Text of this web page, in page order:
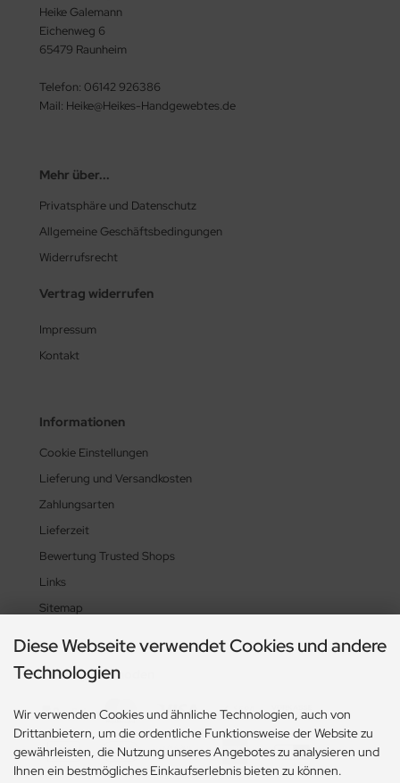
Heike Galemann
Eichenweg 6
65479 Raunheim
Telefon: 06142 926386
Mail: Heike@Heikes-Handgewebtes.de
Mehr über...
Privatsphäre und Datenschutz
Allgemeine Geschäftsbedingungen
Widerrufsrecht
Vertrag widerrufen
Impressum
Kontakt
Informationen
Cookie Einstellungen
Lieferung und Versandkosten
Zahlungsarten
Lieferzeit
Bewertung Trusted Shops
Links
Sitemap
Zahlungsmethoden
Diese Webseite verwendet Cookies und andere
Technologien
Wir verwenden Cookies und ähnliche Technologien, auch von
Drittanbietern, um die ordentliche Funktionsweise der Website zu
gewährleisten, die Nutzung unseres Angebotes zu analysieren und
Ihnen ein bestmögliches Einkaufserlebnis bieten zu können.